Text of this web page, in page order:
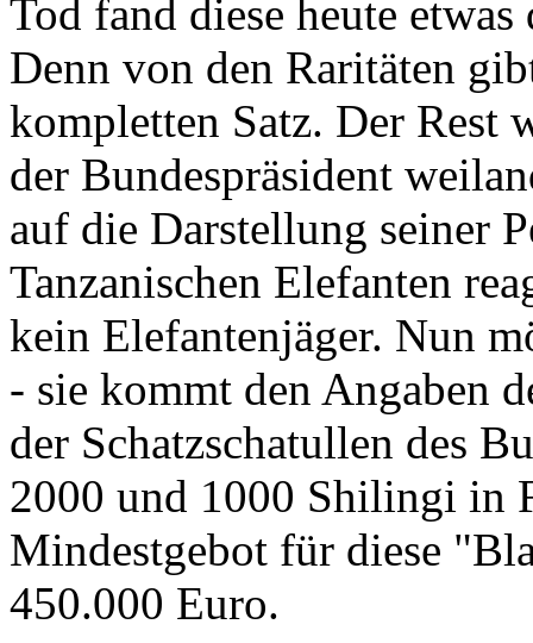
Tod fand diese heute
Denn von den Raritäten
kompletten Satz. Der Rest
der Bundespräsident
auf die Darstellung seiner
Tanzanischen Elefanten
kein Elefantenjäger. Nun
- sie kommt den Angaben
der Schatzschatullen des
2000 und 1000 Shilingi in
Mindestgebot für diese
450.000 Euro.